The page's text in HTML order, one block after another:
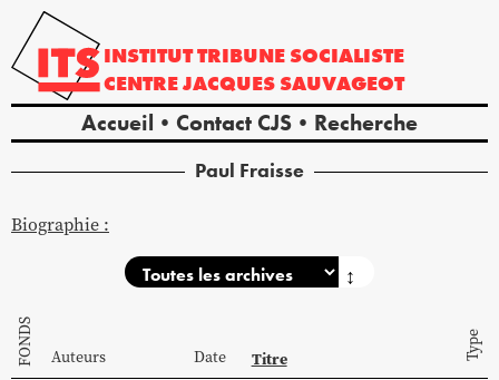
INSTITUTTRIBUNE SOCIALISTE
CENTREJACQUES SAUVAGEOT
Accueil Contact CJS Recherche
Paul Fraisse
Biographie :
↕
FONDS Auteurs Date Titre Type